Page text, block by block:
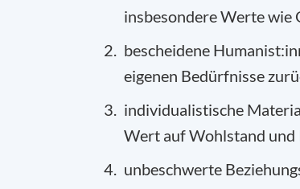
insbesondere Werte wie
bescheidene
eigenen Bedürfnisse
individualistische
Wert auf Wohlstand und
unbeschwerte